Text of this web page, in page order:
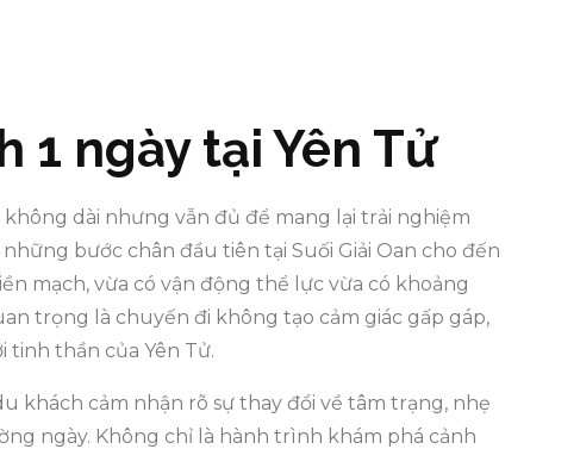
1 ngày tại Yên Tử
dài nhưng vẫn đủ để mang lại trải nghiệm
bước chân đầu tiên tại Suối Giải Oan cho đến
mạch, vừa có vận động thể lực vừa có khoảng
trọng là chuyến đi không tạo cảm giác gấp gáp,
tinh thần của Yên Tử.
khách cảm nhận rõ sự thay đổi về tâm trạng, nhẹ
ngày. Không chỉ là hành trình khám phá cảnh